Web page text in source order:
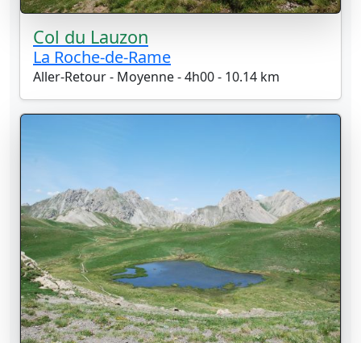
Col du Lauzon
La Roche-de-Rame
Aller-Retour - Moyenne - 4h00 - 10.14 km